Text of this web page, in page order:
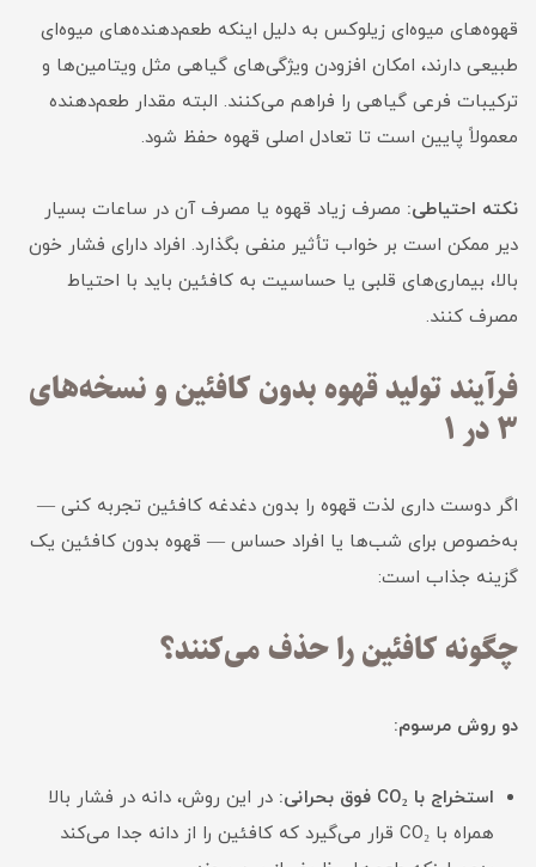
قهوه‌های میوه‌ای زیلوکس به دلیل اینکه طعم‌دهنده‌های میوه‌ای
طبیعی دارند، امکان افزودن ویژگی‌های گیاهی مثل ویتامین‌ها و
ترکیبات فرعی گیاهی را فراهم می‌کنند. البته مقدار طعم‌دهنده
معمولاً پایین است تا تعادل اصلی قهوه حفظ شود.
نکته احتیاطی: مصرف زیاد قهوه یا مصرف آن در ساعات بسیار
دیر ممکن است بر خواب تأثیر منفی بگذارد. افراد دارای فشار خون
بالا، بیماری‌های قلبی یا حساسیت به کافئین باید با احتیاط
مصرف کنند.
فرآیند تولید قهوه بدون کافئین و نسخه‌های
۳ در ۱
اگر دوست داری لذت قهوه را بدون دغدغه کافئین تجربه کنی —
به‌خصوص برای شب‌ها یا افراد حساس — قهوه بدون کافئین یک
گزینه جذاب است:
چگونه کافئین را حذف می‌کنند؟
دو روش مرسوم:
استخراج با CO₂ فوق بحرانی:
در این روش، دانه در فشار بالا
همراه با CO₂ قرار می‌گیرد که کافئین را از دانه جدا می‌کند